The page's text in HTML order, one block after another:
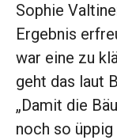
Sophie
Ergebnis
war eine zu
geht das laut
„Damit die
noch so